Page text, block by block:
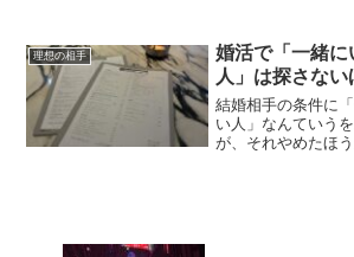
理想の相手
婚活で「一緒
人」は探さな
結婚相手の条件に
い人」なんていう
が、それやめたほ